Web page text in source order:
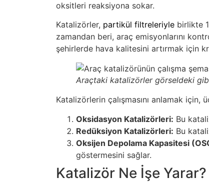
oksitleri reaksiyona sokar.
Katalizörler, partikül filtreleriyle birlikte
zamandan beri, araç emisyonlarını
şehirlerde hava kalitesini artırmak için
Araçtaki katalizörler görseldeki
Katalizörlerin çalışmasını anlamak
Oksidasyon Katalizörleri: Bu
Redüksiyon Katalizörleri: Bu
Oksijen Depolama Kapasitesi
göstermesini sağlar.
Katalizör Ne İşe Yarar?